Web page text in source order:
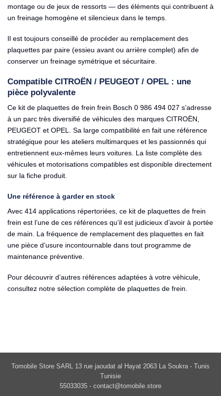
montage ou de jeux de ressorts — des éléments qui contribuent à
un freinage homogène et silencieux dans le temps.
Il est toujours conseillé de procéder au remplacement des
plaquettes par paire (essieu avant ou arrière complet) afin de
conserver un freinage symétrique et sécuritaire.
Compatible CITROËN / PEUGEOT / OPEL : une
pièce polyvalente
Ce kit de plaquettes de frein frein Bosch 0 986 494 027 s’adresse
à un parc très diversifié de véhicules des marques CITROËN,
PEUGEOT et OPEL. Sa large compatibilité en fait une référence
stratégique pour les ateliers multimarques et les passionnés qui
entretiennent eux-mêmes leurs voitures. La liste complète des
véhicules et motorisations compatibles est disponible directement
sur la fiche produit.
Une référence à garder en stock
Avec 414 applications répertoriées, ce kit de plaquettes de frein
frein est l’une de ces références qu’il est judicieux d’avoir à portée
de main. La fréquence de remplacement des plaquettes en fait
une pièce d’usure incontournable dans tout programme de
maintenance préventive.
Pour découvrir d’autres références adaptées à votre véhicule,
consultez notre sélection complète de plaquettes de frein
Tomobile Store SARL 13 rue jaoudat al Hayat 2063 La Soukra - Tunis
Tunisie
55033035 - contact@tomobile.store